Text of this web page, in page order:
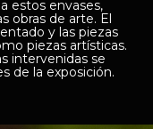
estos envases,
obras de arte. El
y las piezas
piezas artísticas.
intervenidas se
de la exposición.